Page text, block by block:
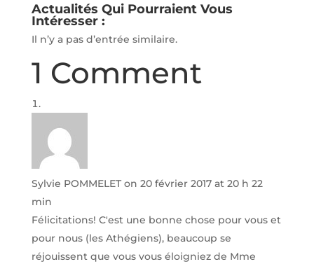
Actualités Qui Pourraient Vous
Intéresser :
Il n’y a pas d’entrée similaire.
1 Comment
Sylvie POMMELET on 20 février 2017 at 20 h 22
min
Félicitations! C'est une bonne chose pour vous et
pour nous (les Athégiens), beaucoup se
réjouissent que vous vous éloigniez de Mme